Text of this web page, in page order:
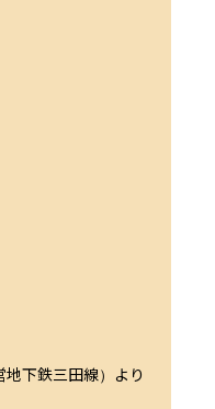
下鉄三田線）より